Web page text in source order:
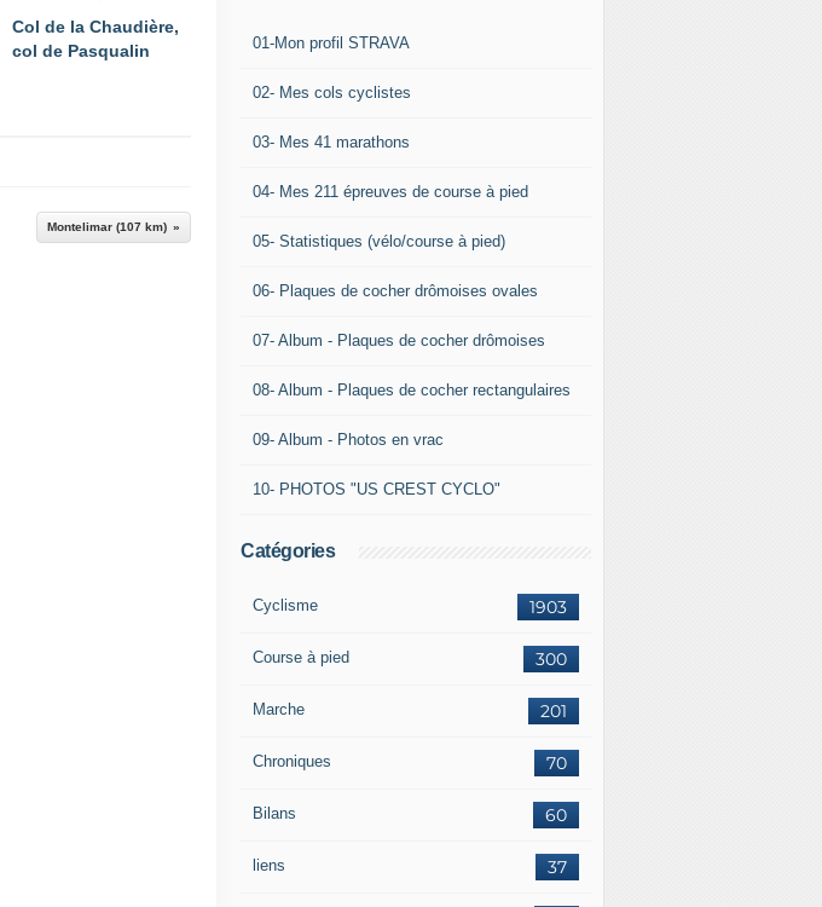
Col de la Chaudière,
col de Pasqualin
Montelimar (107 km)
01-Mon profil STRAVA
02- Mes cols cyclistes
03- Mes 41 marathons
04- Mes 211 épreuves de course à pied
05- Statistiques (vélo/course à pied)
06- Plaques de cocher drômoises ovales
07- Album - Plaques de cocher drômoises
08- Album - Plaques de cocher rectangulaires
09- Album - Photos en vrac
10- PHOTOS "US CREST CYCLO"
Catégories
1903
Cyclisme
300
Course à pied
201
Marche
70
Chroniques
60
Bilans
37
liens